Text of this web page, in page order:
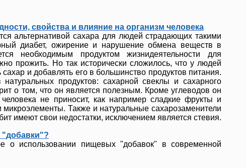
свойства и влияние на организм человека
альтернативой сахара для людей страдающих такими
диабет, ожирение и нарушение обмена веществ в
необходимым продуктом жизнидеятельности для
прожить. Но так исторически сложилось, что у людей
и добавлять его в большинство продуктов питания.
продуктов: сахарной свеклы и сахарного
о том, что он является полезным. Кроме углеводов он
не приносит, как например сладкие фрукты и
Также и натуральные сахарозаменители
имеют свои недостатки, исключением является стевия.
"добавки"?
о использовании пищевых "добавок" в современной